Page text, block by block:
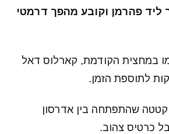
ליד פהרמן וקובע מהפך דרמטי
כמו במחצית הקודמת, קארלוס דאל
לתוספת הזמן.
אחרי קטטה שהתפתחה בין אדרסון
כרטיס צהוב.